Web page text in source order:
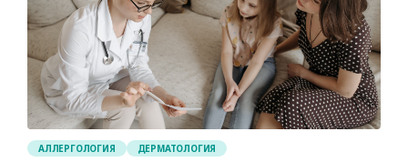
АЛЛЕРГОЛОГИЯ ДЕРМАТОЛОГИЯ